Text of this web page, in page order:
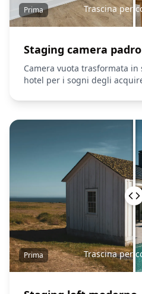
Prima Trascina per
Staging camera
Camera vuota trasformata
hotel per i sogni degli
Prima Trascina per